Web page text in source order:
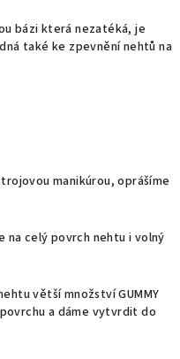
bázi která nezatéká, je
také ke zpevnění nehtů na
manikúrou, oprášíme
na celý povrch nehtu i volný
větší množství GUMMY
a dáme vytvrdit do